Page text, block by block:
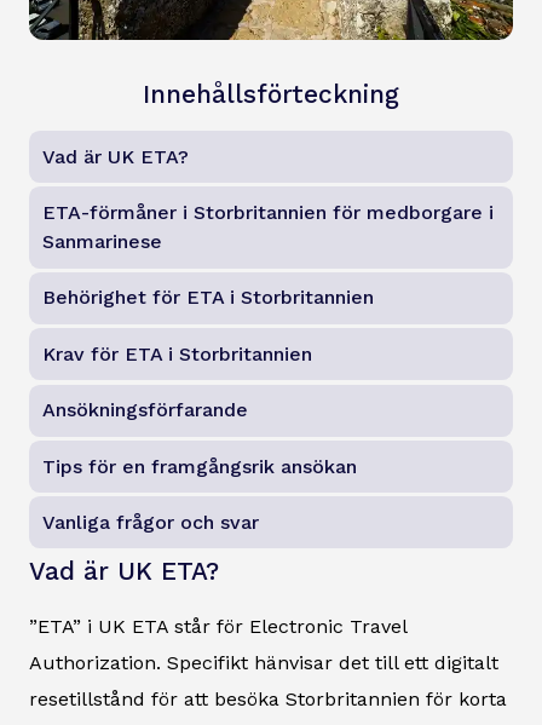
Innehållsförteckning
Vad är UK ETA?
ETA-förmåner i Storbritannien för medborgare i
Sanmarinese
Behörighet för ETA i Storbritannien
Krav för ETA i Storbritannien
Ansökningsförfarande
Tips för en framgångsrik ansökan
Vanliga frågor och svar
Vad är UK ETA?
”ETA” i UK ETA står för Electronic Travel
Authorization. Specifikt hänvisar det till ett digitalt
resetillstånd för att besöka Storbritannien för korta